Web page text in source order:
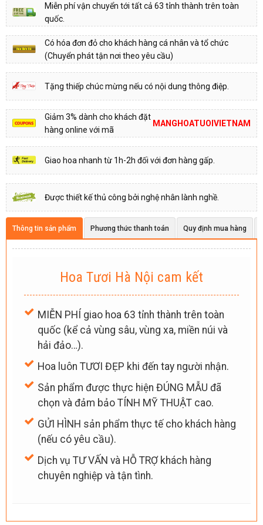
Miễn phí vận chuyển tới tất cả 63 tỉnh thành trên toàn
quốc.
Có hóa đơn đỏ cho khách hàng cá nhân và tổ chức
(Chuyển phát tận nơi theo yêu cầu)
Tặng thiếp chúc mừng nếu có nội dung thông điệp.
Giảm 3% dành cho khách đặt
hàng online với mã
MANGHOATUOIVIETNAM
Giao hoa nhanh từ 1h-2h đối với đơn hàng gấp.
Được thiết kế thủ công bởi nghệ nhân lành nghề.
Thông tin sản phẩm Phương thức thanh toán Quy định mua hàng
Hoa Tươi Hà Nội cam kết
MIỄN PHÍ giao hoa 63 tỉnh thành trên toàn
quốc (kể cả vùng sâu, vùng xa, miền núi và
hải đảo…).
Hoa luôn TƯƠI ĐẸP khi đến tay người nhận.
Sản phẩm được thực hiện ĐÚNG MẪU đã
chọn và đảm bảo TÍNH MỸ THUẬT cao.
GỬI HÌNH sản phẩm thực tế cho khách hàng
(nếu có yêu cầu).
Dịch vụ TƯ VẤN và HỖ TRỢ khách hàng
chuyên nghiệp và tận tình.